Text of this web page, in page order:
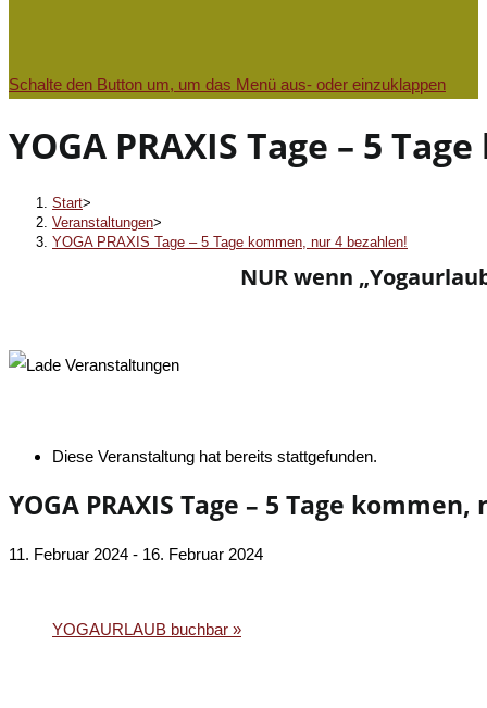
Schalte den Button um, um das Menü aus- oder einzuklappen
YOGA PRAXIS Tage – 5
Start>
Veranstaltungen>
YOGA PRAXIS Tage – 5 Tage kommen, nur 4 bezahlen!
NUR wenn
Diese Veranstaltung hat bereits stattgefunden.
YOGA PRAXIS Tage – 5 Tage
11. Februar 2024 - 16. Februar 2024
YOGAURLAUB buchbar »